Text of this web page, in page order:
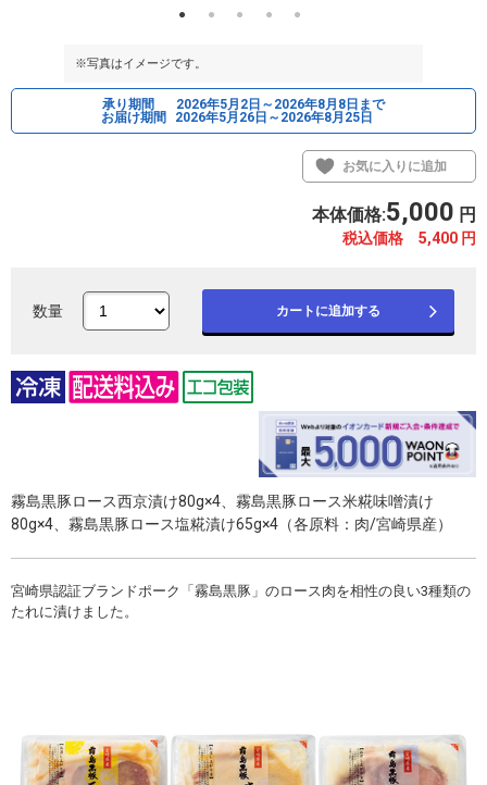
※写真はイメージです。
承り期間
2026年5月2日～2026年8月8日まで
お届け期間
2026年5月26日～2026年8月25日
お気に入りに追加
本体価格:5,000 円
税込価格 5,400 円
数量 カートに追加する
霧島黒豚ロース西京漬け80g×4、霧島黒豚ロース米糀味噌漬け
80g×4、霧島黒豚ロース塩糀漬け65g×4（各原料：肉/宮崎県産）
宮崎県認証ブランドポーク「霧島黒豚」のロース肉を相性の良い3種類の
たれに漬けました。